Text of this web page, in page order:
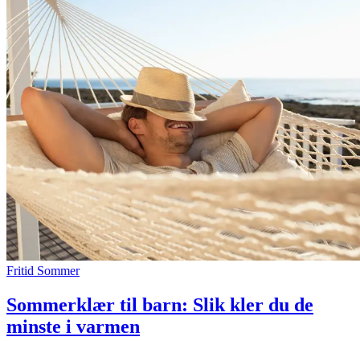
Fritid Sommer
Sommerklær til barn: Slik kler du de
minste i varmen